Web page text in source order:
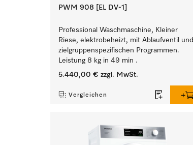
PWM 908 [EL DV-1]
Professional Waschmaschine, Kleiner
Riese, elektrobeheizt, mit Ablaufventil und
zielgruppenspezifischen Programmen.
Leistung 8 kg in 49 min .
5.440,00 € zzgl. MwSt.
Vergleichen